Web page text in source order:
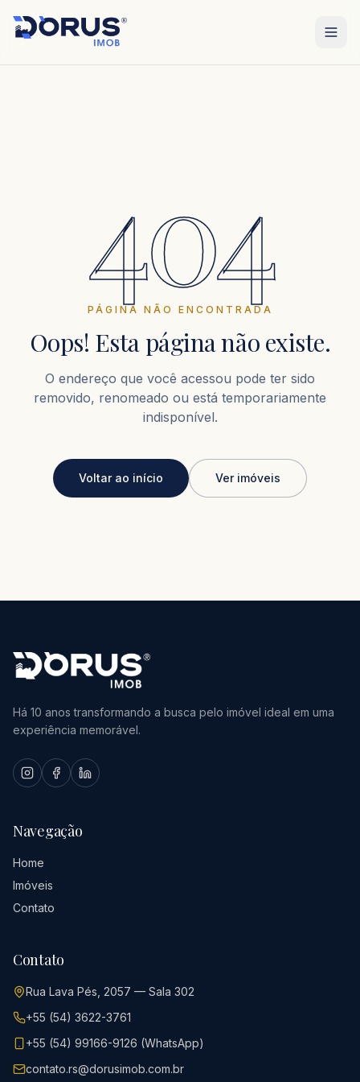
404
PÁGINA NÃO ENCONTRADA
Oops! Esta página não existe.
O endereço que você acessou pode ter sido
removido, renomeado ou está temporariamente
indisponível.
Voltar ao início Ver imóveis
Há 10 anos transformando a busca pelo imóvel ideal em uma
experiência memorável.
Navegação
Home
Imóveis
Contato
Contato
Rua Lava Pés, 2057 — Sala 302
+55 (54) 3622-3761
+55 (54) 99166-9126 (WhatsApp)
contato.rs@dorusimob.com.br